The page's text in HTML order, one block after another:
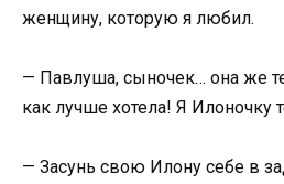
женщину, которую я любил.
— Павлуша, сыночек… она же
как лучше хотела! Я Илоночку
— Засунь свою Илону себе в